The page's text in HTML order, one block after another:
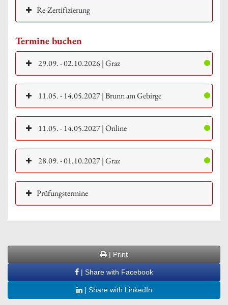
Re-Zertifizierung
Termine buchen
29.09. - 02.10.2026 | Graz
11.05. - 14.05.2027 | Brunn am Gebirge
11.05. - 14.05.2027 | Online
28.09. - 01.10.2027 | Graz
Prüfungstermine
| Print
| Share with Facebook
| Share with LinkedIn